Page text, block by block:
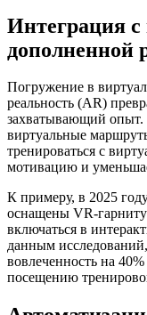
Интеграция
дополненной
Погружение в
реальность (AR)
захватывающий опыт.
виртуальные
тренироваться с
мотивацию и
К примеру, в 2025
оснащены VR-
включаться в
данным
вовлеченность на
посещению